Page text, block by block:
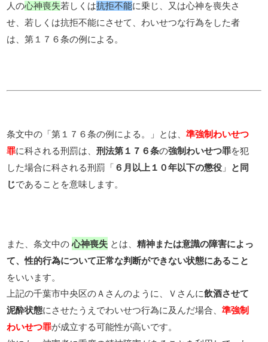
人の心神喪失若しくは抗拒不能に乗じ、又は心神を喪失さ
せ、若しくは抗拒不能にさせて、わいせつな行為をした者
は、第１７６条の例による。
条文中の「第１７６条の例による。 」とは、準強制わいせつ
罪に科される刑罰は、刑法第１７６条の強制わいせつ罪を犯
した場合に科される刑罰「 ６月以上１０年以下の懲役 」
と同
じであることを意味します。
また、条文中の心神喪失 とは、精神または意識の障害によっ
て、性的行為について正常な判断ができない状態にあること
をいいます。
上記の千葉市中央区のＡさんのように、Ｖさんに飲酒させて
泥酔状態にさせたうえでわいせつ行為に及んだ場合、準強制
わいせつ罪が成立する可能性が高いです。